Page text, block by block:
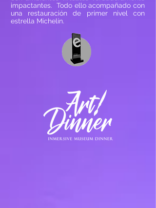
impactantes. Todo ello acompañado con
una restauración de primer nivel con
estrella Michelín.